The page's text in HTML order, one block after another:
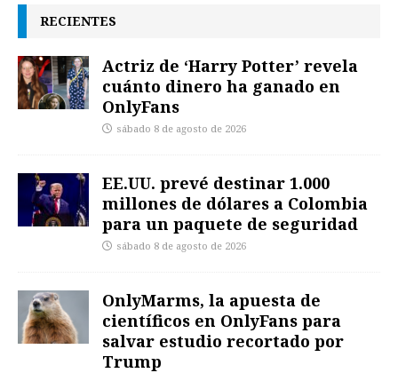
RECIENTES
Actriz de ‘Harry Potter’ revela
cuánto dinero ha ganado en
OnlyFans
sábado 8 de agosto de 2026
EE.UU. prevé destinar 1.000
millones de dólares a Colombia
para un paquete de seguridad
sábado 8 de agosto de 2026
OnlyMarms, la apuesta de
científicos en OnlyFans para
salvar estudio recortado por
Trump